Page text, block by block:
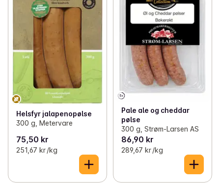
Helsfyr jalapenopølse
300 g, Metervare
75,50 kr
251,67 kr /kg
Pale ale og cheddar
pølse
300 g, Strøm-Larsen AS
86,90 kr
289,67 kr /kg